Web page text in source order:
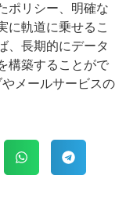
ポリシー、明確な
に軌道に乗せるこ
、長期的にデータ
構築することがで
やメールサービスの